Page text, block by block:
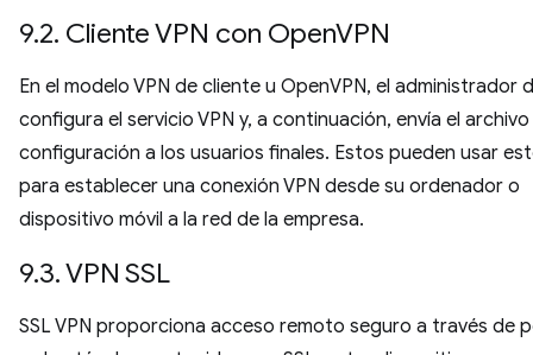
9.2. Cliente VPN con OpenVPN
En el modelo VPN de cliente u OpenVPN, el administrador
configura el servicio VPN y, a continuación, envía el
configuración a los usuarios finales. Estos pueden usar
para establecer una conexión VPN desde su ordenador o
dispositivo móvil a la red de la empresa.
9.3. VPN SSL
SSL VPN proporciona acceso remoto seguro a través de